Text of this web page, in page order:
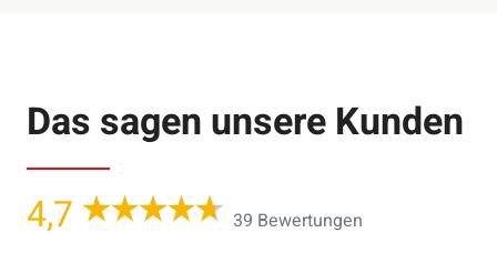
Das sagen unsere Kunden
4,7 39 Bewertungen